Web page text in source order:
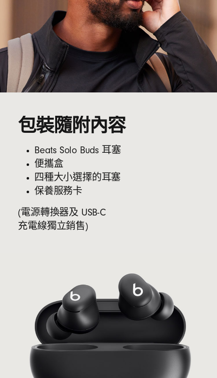
包裝隨附內容
Beats Solo Buds 耳塞
便攜盒
四種大小選擇的耳塞
保養服務卡
(電源轉換器及 USB-C
充電線獨立銷售)